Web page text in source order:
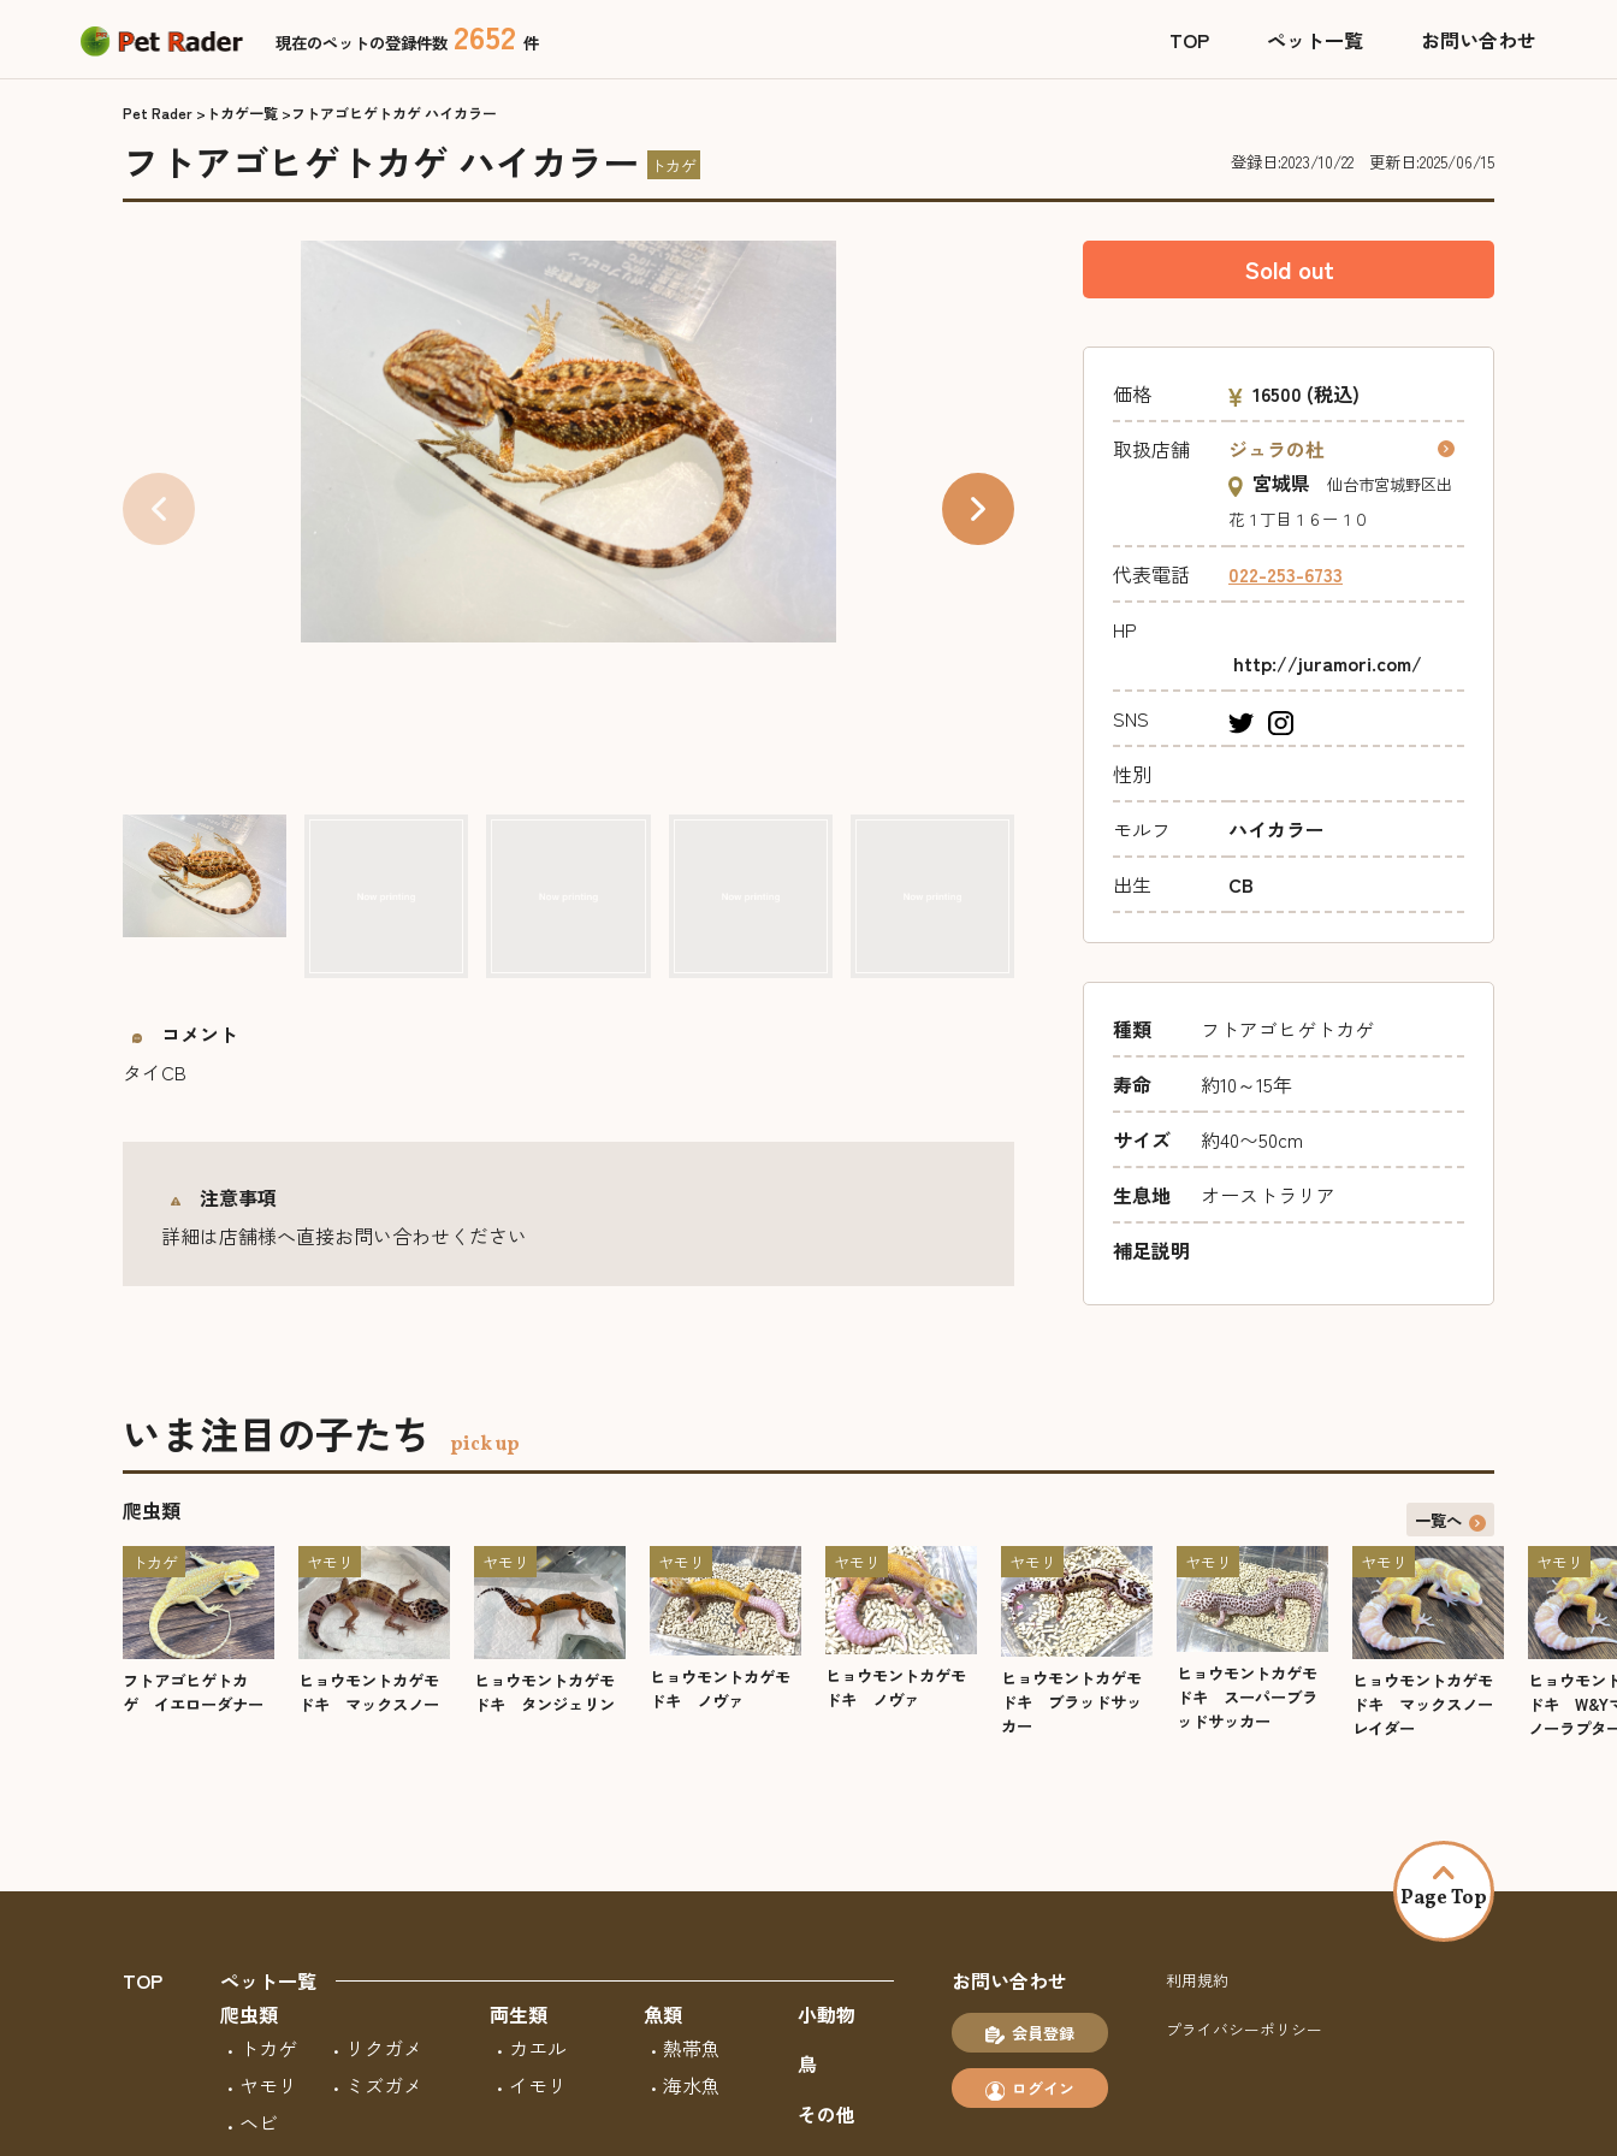
現在のペットの登録件数 2652 件 TOP ペット一覧 お問い合わせ
Pet Rader トカゲ一覧 フトアゴヒゲトカゲ ハイカラー
フトアゴヒゲトカゲ ハイカラー トカゲ 登録日:2023/10/22 更新日:2025/06/15
コメント
タイCB
注意事項
詳細は店舗様へ直接お問い合わせください
Sold out
価格 16500 (税込)
取扱店舗
ジュラの杜
宮城県
仙台市宮城野区出
花１丁目１６ー１０
代表電話
022-253-6733
HP
http://juramori.com/
SNS
性別
モルフ
ハイカラー
出生
CB
種類
フトアゴヒゲトカゲ
寿命
約10～15年
サイズ
約40〜50cm
生息地
オーストラリア
補足説明
いま注目の子たち pick up
爬虫類
一覧へ
トカゲ
フトアゴヒゲトカ
ゲ イエローダナー
ヤモリ
ヒョウモントカゲモ
ドキ マックスノー
ヤモリ
ヒョウモントカゲモ
ドキ タンジェリン
ヤモリ
ヒョウモントカゲモ
ドキ ノヴァ
ヤモリ
ヒョウモントカゲモ
ドキ ノヴァ
ヤモリ
ヒョウモントカゲモ
ドキ ブラッドサッ
カー
ヤモリ
ヒョウモントカゲモ
ドキ スーパーブラ
ッドサッカー
ヤモリ
ヒョウモントカゲモ
ドキ マックスノー
レイダー
ヤモリ
ヒョウモン
ドキ W&Y
ノーラプタ
TOP
ペット一覧
爬虫類
トカゲ
ヤモリ
ヘビ
リクガメ
ミズガメ
両生類
カエル
イモリ
魚類
熱帯魚
海水魚
小動物
鳥
その他
お問い合わせ
会員登録
ログイン
利用規約
プライバシーポリシー
Page Top